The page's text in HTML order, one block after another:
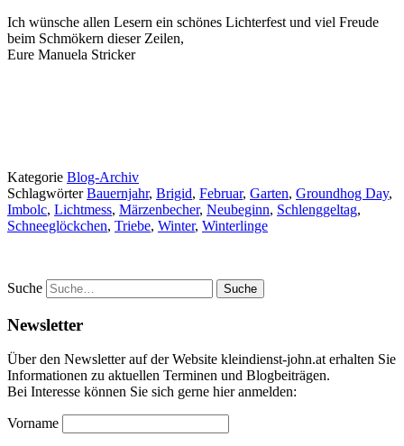
Ich wünsche allen Lesern ein schönes Lichterfest und viel Freude
beim Schmökern dieser Zeilen,
Eure Manuela Stricker
Kategorie Blog-Archiv
SchlagwörterBauernjahr, Brigid, Februar, Garten, Groundhog Day,
Imbolc, Lichtmess, Märzenbecher, Neubeginn, Schlenggeltag,
Schneeglöckchen, Triebe, Winter, Winterlinge
Suche
Newsletter
Über den Newsletter auf der Website kleindienst-john.at erhalten Sie
Informationen zu aktuellen Terminen und Blogbeiträgen.
Bei Interesse können Sie sich gerne hier anmelden:
Vorname